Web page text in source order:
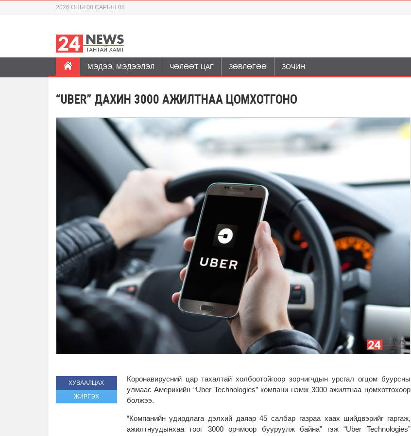
2026 ОНЫ 08 САРЫН 08
МЭДЭЭ, МЭДЭЭЛЭЛ ЧӨЛӨӨТ ЦАГ ЗӨВЛӨГӨӨ ЗОЧИН
“UBER” ДАХИН 3000 АЖИЛТНАА ЦОМХОТГОНО
ХУВААЛЦАХ
ЖИРГЭХ
Коронавирусний цар тахалтай холбоотойгоор зорчигчдын урсгал огцом буурсны
улмаас Америкийн “Uber Technologies” компани нэмж 3000 ажилтнаа цомхотгохоор
болжээ.
“Компанийн удирдлага дэлхий даяар 45 салбар газраа хаах шийдвэрийг гаргаж,
ажилтнуудынхаа тоог 3000 орчмоор бууруулж байна” гэж “Uber Technologies”